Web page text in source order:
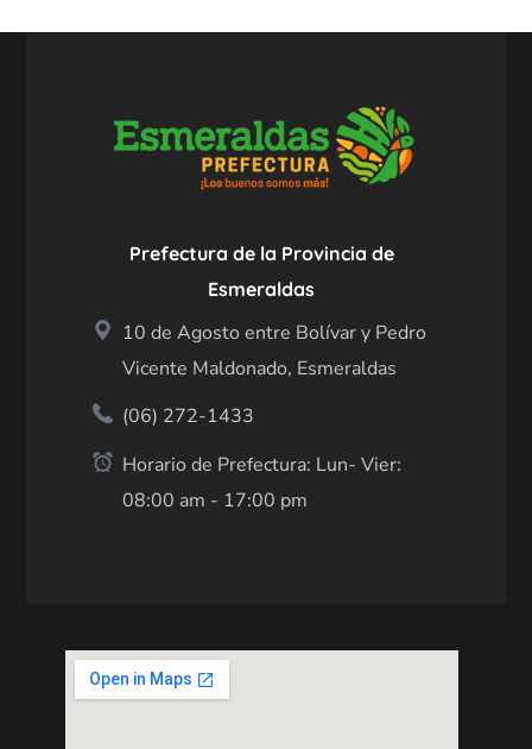
Prefectura de la Provincia de
Esmeraldas
10 de Agosto entre Bolívar y Pedro
Vicente Maldonado, Esmeraldas
(06) 272-1433
Horario de Prefectura: Lun- Vier:
08:00 am - 17:00 pm